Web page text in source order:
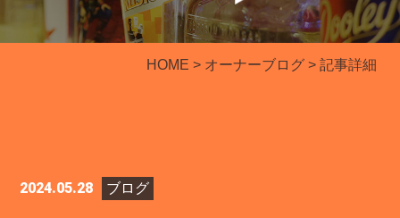
HOME > オーナーブログ​​​​​​​ > 記事詳細
2024.05.28 ブログ